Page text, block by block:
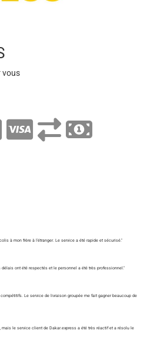
vous
à mon frère à l'étranger. Le service a été rapide et sécurisé."
ont été respectés et le personnel a été très professionnel."
Le service de livraison groupée me fait gagner beaucoup de
le service client de Dakar.express a été très réactif et a résolu le